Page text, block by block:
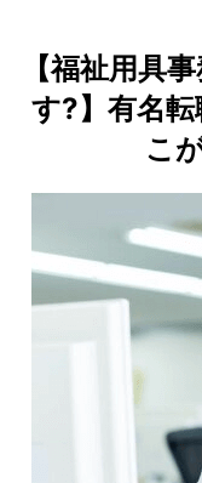
【福祉用具
す?】有名
こ